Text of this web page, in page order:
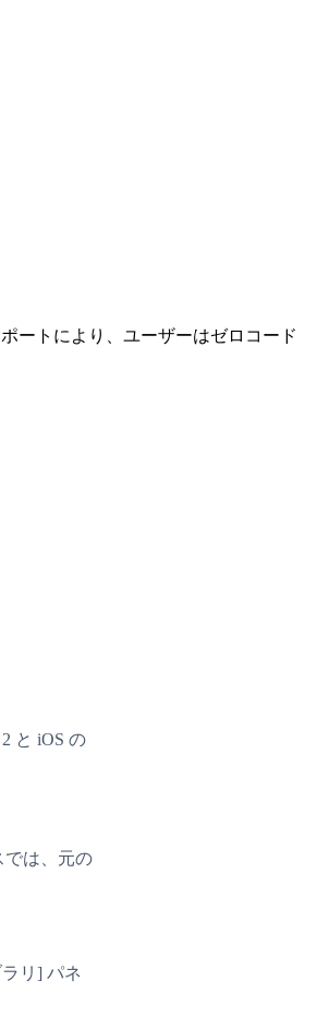
ートにより、ユーザーはゼロコード
と iOS の
では、元の
リ] パネ